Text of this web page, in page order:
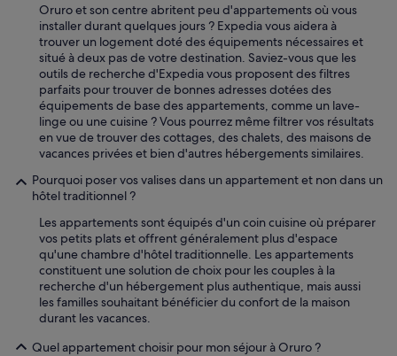
Oruro et son centre abritent peu d'appartements où vous
installer durant quelques jours ? Expedia vous aidera à
trouver un logement doté des équipements nécessaires et
situé à deux pas de votre destination. Saviez-vous que les
outils de recherche d'Expedia vous proposent des filtres
parfaits pour trouver de bonnes adresses dotées des
équipements de base des appartements, comme un lave-
linge ou une cuisine ? Vous pourrez même filtrer vos résultats
en vue de trouver des cottages, des chalets, des maisons de
vacances privées et bien d'autres hébergements similaires.
Pourquoi poser vos valises dans un appartement et non dans un
hôtel traditionnel ?
Les appartements sont équipés d'un coin cuisine où préparer
vos petits plats et offrent généralement plus d'espace
qu'une chambre d'hôtel traditionnelle. Les appartements
constituent une solution de choix pour les couples à la
recherche d'un hébergement plus authentique, mais aussi
les familles souhaitant bénéficier du confort de la maison
durant les vacances.
Quel appartement choisir pour mon séjour à Oruro ?